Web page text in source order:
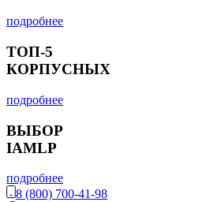
подробнее
ТОП-5
КОРПУСНЫХ
подробнее
ВЫБОР
IAMLP
подробнее
8 (800) 700-41-98